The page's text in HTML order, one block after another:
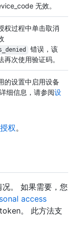
无效。
权过程中单击取消
错误，该
再次使用验证码。
的设置中启用设备
细信息，请参阅设
权。
。 如果需要，您
access
。 此方法支